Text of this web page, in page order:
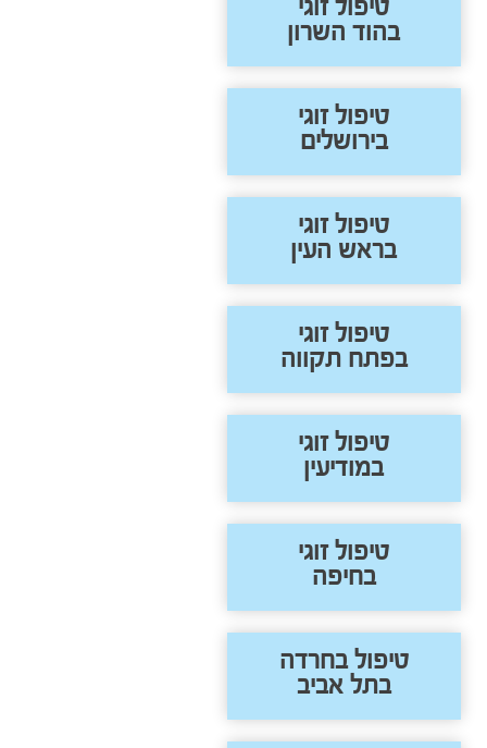
טיפול זוגי
בהוד השרון
טיפול זוגי
בירושלים
טיפול זוגי
בראש העין
טיפול זוגי
בפתח תקווה
טיפול זוגי
במודיעין
טיפול זוגי
בחיפה
טיפול בחרדה
בתל אביב